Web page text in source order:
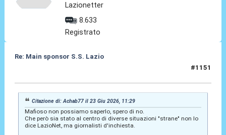
Lazionetter
8.633
Registrato
Re: Main sponsor S.S. Lazio
#1151
Citazione di: Achab77 il 23 Giu 2026, 11:29
Mafioso non possiamo saperlo, spero di no.
Che però sia stato al centro di diverse situazioni "strane" non lo
dice LazioNet, ma giornalisti d'inchiesta.